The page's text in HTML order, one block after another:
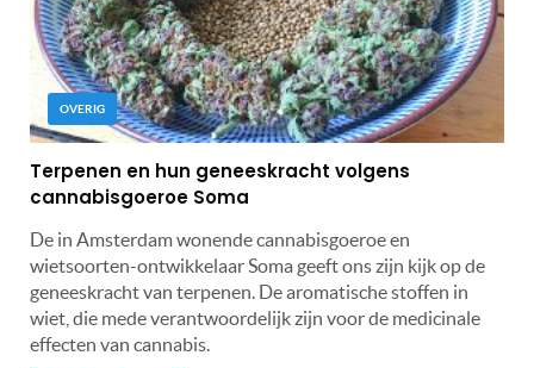
OVERIG
Terpenen en hun geneeskracht volgens
cannabisgoeroe Soma
De in Amsterdam wonende cannabisgoeroe en
wietsoorten-ontwikkelaar Soma geeft ons zijn kijk op de
geneeskracht van terpenen. De aromatische stoffen in
wiet, die mede verantwoordelijk zijn voor de medicinale
effecten van cannabis.